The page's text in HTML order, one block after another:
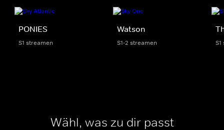
PONIES
S1 streamen
Watson
S1-2 streamen
Wähl, was zu dir passt